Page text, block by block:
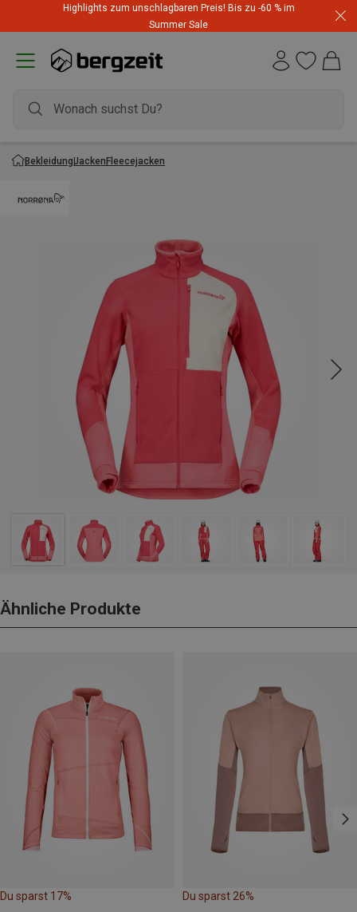
Highlights zum unschlagbaren Preis! Bis zu -60 % im
Summer Sale
BekleidungJackenFleecejacken
Ähnliche Produkte
Du sparst 17% Du sparst 26%